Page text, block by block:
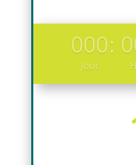
000
Jour
:
H